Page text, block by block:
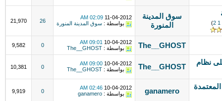
1
2
)
سوق المدينة
المنورة
11-04-2012
02:09 AM
بواسطة : سوق المدينة المنورة 26
21,970
The__GHOST
10-04-2012
09:01 AM
بواسطة : The__GHOST
0
9,582
نظام
The__GHOST
10-04-2012
09:00 AM
بواسطة : The__GHOST
0
10,381
المعتمدة
ganamero
10-04-2012
02:46 AM
بواسطة : ganamero
0
9,919